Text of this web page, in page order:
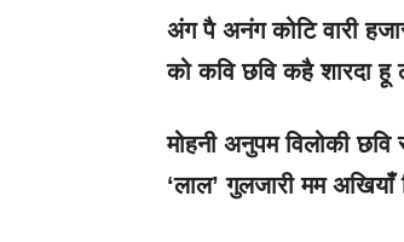
अंग पै अनंग कोटि वारी
को कवि छवि कहै शारदा हू
मोहनी अनुपम विलोकी छवि
‘लाल’ गुलजारी मम अखियाँ